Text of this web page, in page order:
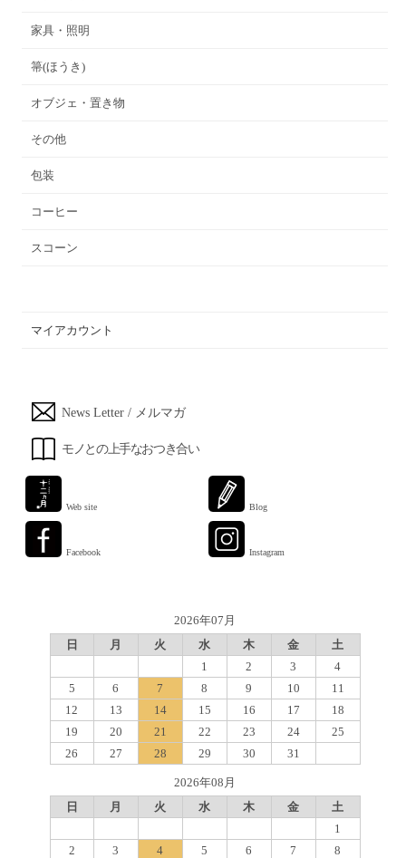
家具・照明
箒(ほうき)
オブジェ・置き物
その他
包装
コーヒー
スコーン
マイアカウント
News Letter / メルマガ
モノとの上手なおつき合い
Web site Blog
Facebook Instagram
2026年07月
日
月 火 水 木 金
土
1
2 3
4
5
6 7 8 9 10
11
12
13 14 15 16 17
18
19
20 21 22 23 24
25
26
27 28 29 30 31
2026年08月
日
月 火 水 木 金
土
1
2
3 4 5 6 7 8